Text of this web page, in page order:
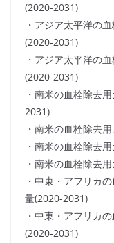
(2020-2031)
・アジア太平洋の
(2020-2031)
・アジア太平洋の
(2020-2031)
・南米の血栓除去
2031)
・南米の血栓除去
・南米の血栓除去
・南米の血栓除去
・中東・アフリカ
量(2020-2031)
・中東・アフリカ
(2020-2031)